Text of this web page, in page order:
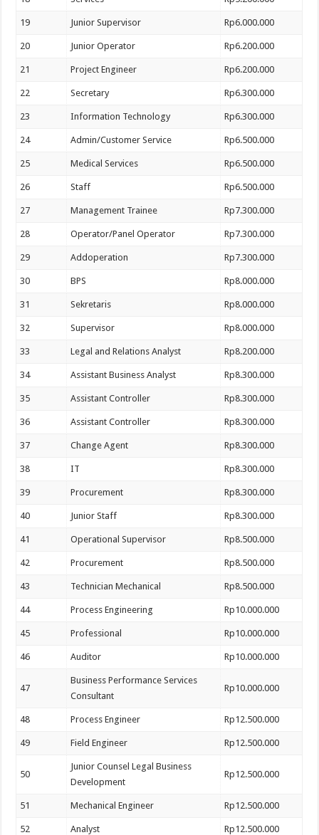
19 Junior Supervisor Rp6.000.000
20 Junior Operator Rp6.200.000
21 Project Engineer Rp6.200.000
22 Secretary Rp6.300.000
23 Information Technology Rp6.300.000
24 Admin/Customer Service Rp6.500.000
25 Medical Services Rp6.500.000
26 Staff Rp6.500.000
27 Management Trainee Rp7.300.000
28 Operator/Panel Operator Rp7.300.000
29 Addoperation Rp7.300.000
30 BPS Rp8.000.000
31 Sekretaris Rp8.000.000
32 Supervisor Rp8.000.000
33 Legal and Relations Analyst Rp8.200.000
34 Assistant Business Analyst Rp8.300.000
35 Assistant Controller Rp8.300.000
36 Assistant Controller Rp8.300.000
37 Change Agent Rp8.300.000
38 IT Rp8.300.000
39 Procurement Rp8.300.000
40 Junior Staff Rp8.300.000
41 Operational Supervisor Rp8.500.000
42 Procurement Rp8.500.000
43 Technician Mechanical Rp8.500.000
44 Process Engineering Rp10.000.000
45 Professional Rp10.000.000
46 Auditor Rp10.000.000
47
Business Performance Services
Consultant
Rp10.000.000
48 Process Engineer Rp12.500.000
49 Field Engineer Rp12.500.000
50
Junior Counsel Legal Business
Development
Rp12.500.000
51 Mechanical Engineer Rp12.500.000
52 Analyst Rp12.500.000